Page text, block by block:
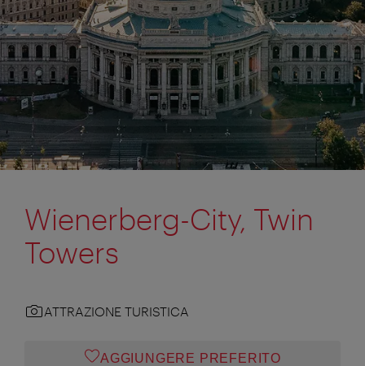
Wienerberg-City, Twin
Towers
ATTRAZIONE TURISTICA
AGGIUNGERE PREFERITO